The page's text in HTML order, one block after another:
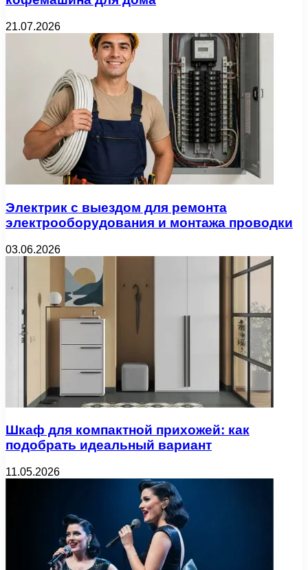
21.07.2026
Электрик с выездом для ремонта
электрооборудования и монтажа проводки
03.06.2026
Шкаф для компактной прихожей: как
подобрать идеальный вариант
11.05.2026